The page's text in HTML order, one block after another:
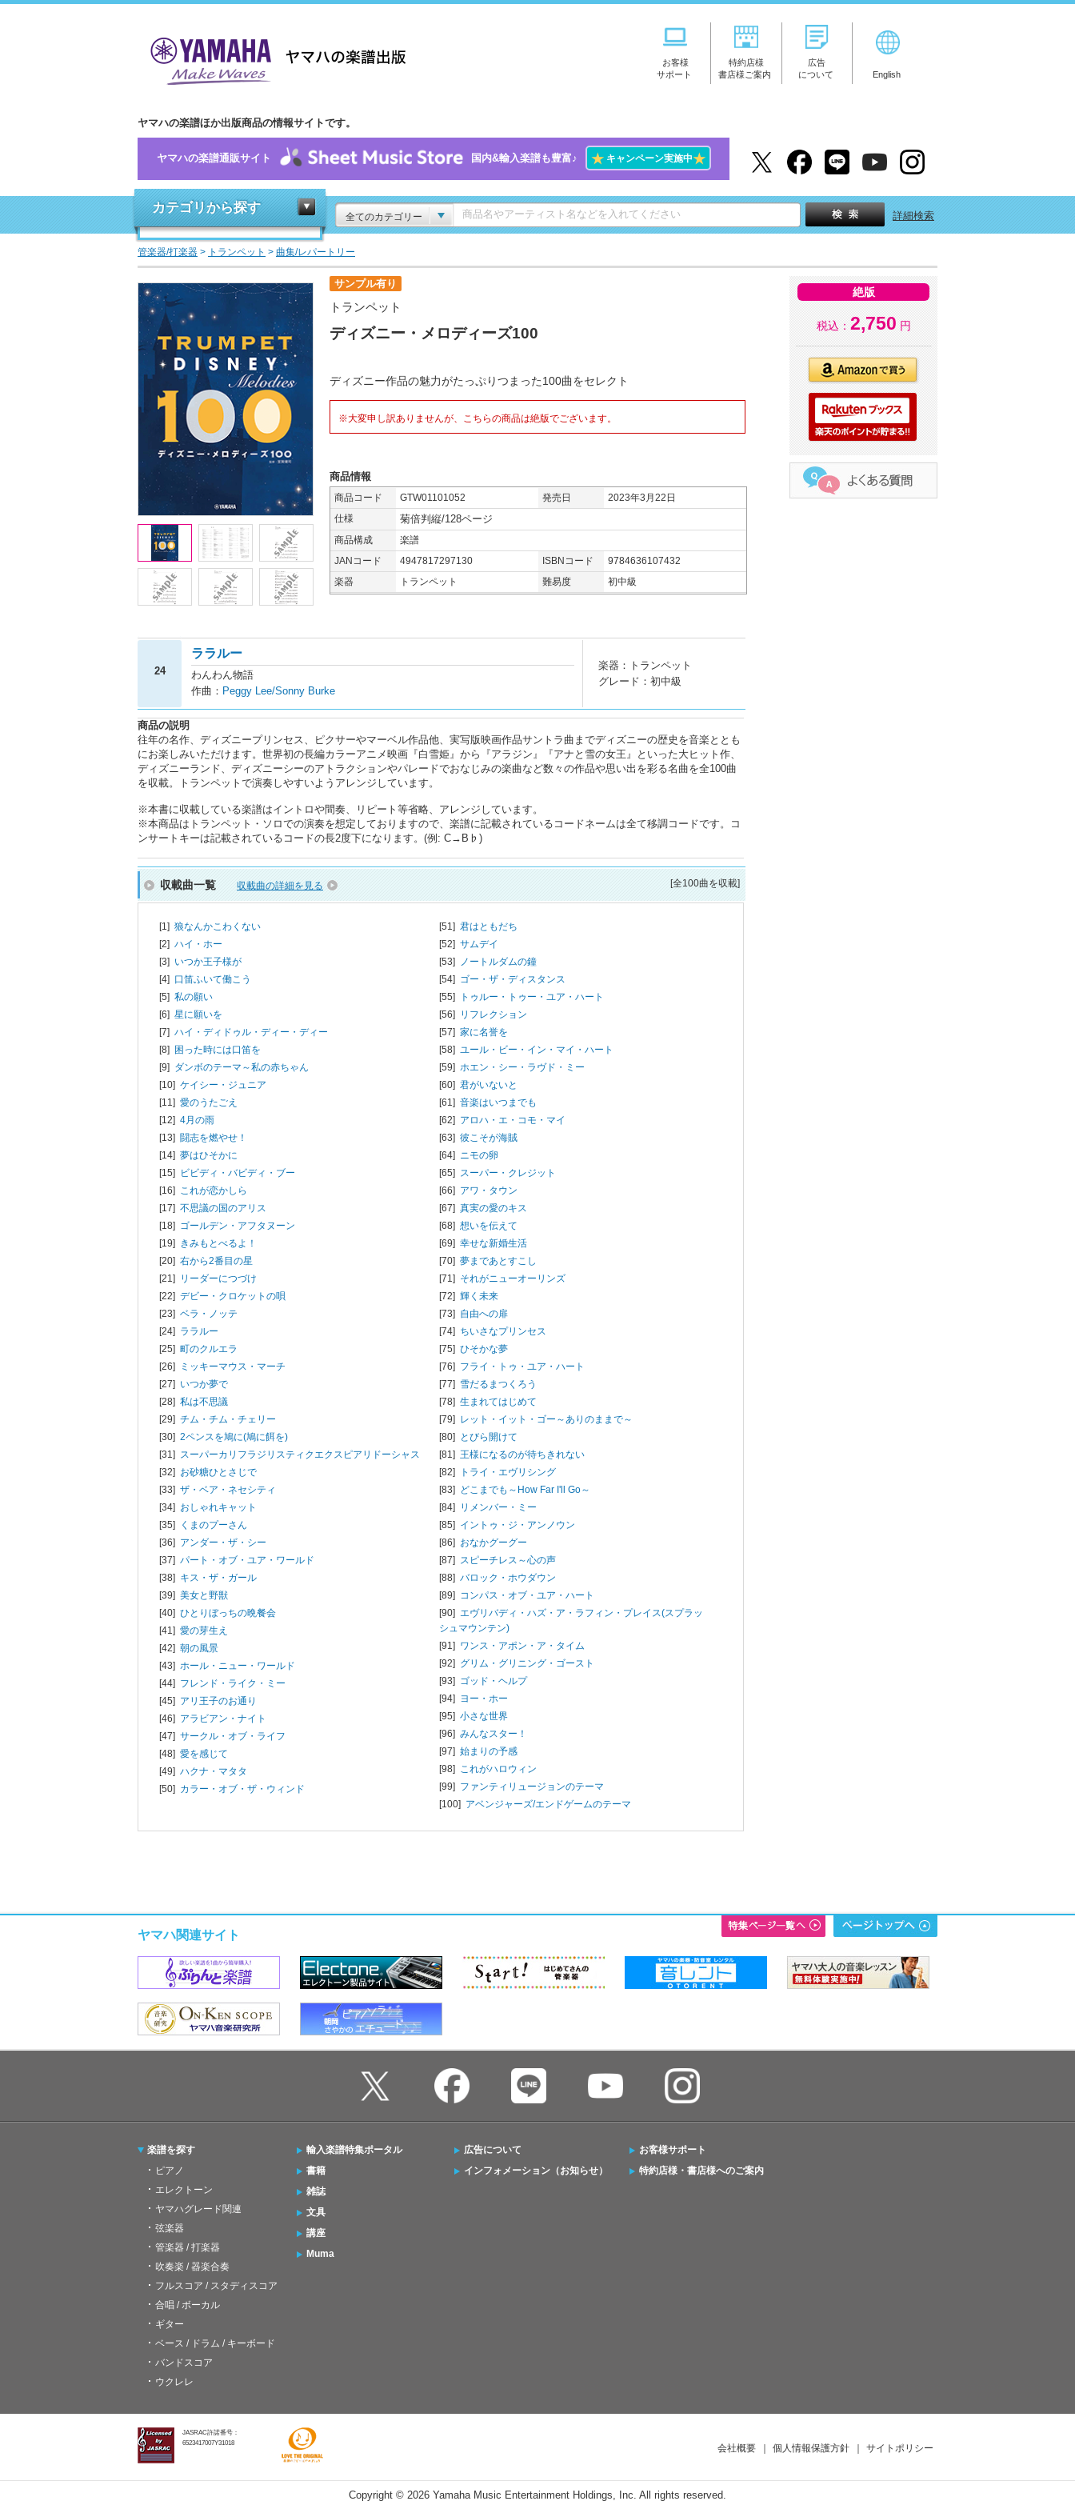
お客様
サポート
特約店様
書店様ご案内
広告
について
English
ヤマハの楽譜ほか出版商品の情報サイトです。
ヤマハの楽譜通販サイト 国内&輸入楽譜も豊富♪ ★キャンペーン実施中★
カテゴリから探す
全てのカテゴリー 詳細検索
管楽器/打楽器 > トランペット > 曲集/レパートリー
サンプル有り
トランペット
ディズニー・メロディーズ100
ディズニー作品の魅力がたっぷりつまった100曲をセレクト
※大変申し訳ありませんが、こちらの商品は絶版でございます。
商品情報
商品コード GTW01101052 発売日
2023年3月22日
仕様
菊倍判縦/128ページ
商品構成
楽譜
JANコード
4947817297130 ISBNコード
9784636107432
楽器
トランペット 難易度 初中級
24
ララルー
わんわん物語
作曲： Peggy Lee/Sonny Burke
楽器：トランペット
グレード：初中級
商品の説明
往年の名作、ディズニープリンセス、ピクサーやマーベル作品他、実写版映画作品サントラ曲までディズニーの歴史を音楽ととも
にお楽しみいただけます。世界初の長編カラーアニメ映画『白雪姫』から『アラジン』『アナと雪の女王』といった大ヒット作、
ディズニーランド、ディズニーシーのアトラクションやパレードでおなじみの楽曲など数々の作品や思い出を彩る名曲を全100曲
を収載。トランペットで演奏しやすいようアレンジしています。
※本書に収載している楽譜はイントロや間奏、リピート等省略、アレンジしています。
※本商品はトランペット・ソロでの演奏を想定しておりますので、楽譜に記載されているコードネームは全て移調コードです。コ
ンサートキーは記載されているコードの長2度下になります。(例: C→B♭)
収載曲一覧 収載曲の詳細を見る [全100曲を収載]
[1] 狼なんかこわくない
[2] ハイ・ホー
[3] いつか王子様が
[4] 口笛ふいて働こう
[5] 私の願い
[6] 星に願いを
[7] ハイ・ディドゥル・ディー・ディー
[8] 困った時には口笛を
[9] ダンボのテーマ～私の赤ちゃん
[10] ケイシー・ジュニア
[11] 愛のうたごえ
[12] 4月の雨
[13] 闘志を燃やせ！
[14] 夢はひそかに
[15] ビビディ・バビディ・ブー
[16] これが恋かしら
[17] 不思議の国のアリス
[18] ゴールデン・アフタヌーン
[19] きみもとべるよ！
[20] 右から2番目の星
[21] リーダーにつづけ
[22] デビー・クロケットの唄
[23] ベラ・ノッテ
[24] ララルー
[25] 町のクルエラ
[26]
ミッキーマウス・マーチ
[27] いつか夢で
[28] 私は不思議
[29] チム・チム・チェリー
[30] 2ペンスを鳩に(鳩に餌を)
[31] スーパーカリフラジリスティクエクスピアリドーシャス
[32] お砂糖ひとさじで
[33] ザ・ベア・ネセシティ
[34] おしゃれキャット
[35]
くまのプーさん
[36] アンダー・ザ・シー
[37] パート・オブ・ユア・ワールド
[38] キス・ザ・ガール
[39] 美女と野獣
[40] ひとりぼっちの晩餐会
[41] 愛の芽生え
[42] 朝の風景
[43] ホール・ニュー・ワールド
[44] フレンド・ライク・ミー
[45] アリ王子のお通り
[46] アラビアン・ナイト
[47] サークル・オブ・ライフ
[48] 愛を感じて
[49] ハクナ・マタタ
[50] カラー・オブ・ザ・ウィンド
[51] 君はともだち
[52] サムデイ
[53] ノートルダムの鐘
[54] ゴー・ザ・ディスタンス
[55]
トゥルー・トゥー・ユア・ハート
[56] リフレクション
[57] 家に名誉を
[58] ユール・ビー・イン・マイ・ハート
[59] ホエン・シー・ラヴド・ミー
[60] 君がいないと
[61] 音楽はいつまでも
[62] アロハ・エ・コモ・マイ
[63] 彼こそが海賊
[64] ニモの卵
[65] スーパー・クレジット
[66] アワ・タウン
[67] 真実の愛のキス
[68] 想いを伝えて
[69] 幸せな新婚生活
[70] 夢まであとすこし
[71] それがニューオーリンズ
[72] 輝く未来
[73] 自由への扉
[74] ちいさなプリンセス
[75] ひそかな夢
[76] フライ・トゥ・ユア・ハート
[77] 雪だるまつくろう
[78] 生まれてはじめて
[79] レット・イット・ゴー～ありのままで～
[80] とびら開けて
[81] 王様になるのが待ちきれない
[82]
トライ・エヴリシング
[83] どこまでも～How Far I'll Go～
[84] リメンバー・ミー
[85] イントゥ・ジ・アンノウン
[86] おなかグーグー
[87] スピーチレス～心の声
[88] バロック・ホウダウン
[89] コンパス・オブ・ユア・ハート
[90] エヴリバディ・ハズ・ア・ラフィン・プレイス(スプラッ
シュマウンテン)
[91] ワンス・アポン・ア・タイム
[92] グリム・グリニング・ゴースト
[93] ゴッド・ヘルプ
[94] ヨー・ホー
[95] 小さな世界
[96] みんなスター！
[97] 始まりの予感
[98] これがハロウィン
[99] ファンティリュージョンのテーマ
[100] アベンジャーズ/エンドゲームのテーマ
絶版
税込： 2,750 円
ヤマハ関連サイト
楽譜を探す
ピアノ
エレクトーン
ヤマハグレード関連
弦楽器
管楽器 / 打楽器
吹奏楽 / 器楽合奏
フルスコア / スタディスコア
合唱 / ボーカル
ギター
ベース / ドラム / キーボード
バンドスコア
ウクレレ
輸入楽譜特集ポータル
書籍
雑誌
文具
講座
Muma
広告について
インフォメーション（お知らせ）
お客様サポート
特約店様・書店様へのご案内
JASRAC許諾番号：
6523417007Y31018
会社概要 ｜ 個人情報保護方針 ｜ サイトポリシー
Copyright © 2026 Yamaha Music Entertainment Holdings, Inc. All rights reserved.